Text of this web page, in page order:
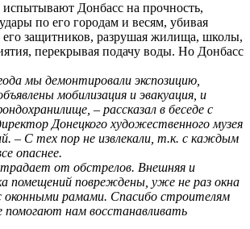
испытывают Донбасс на прочность,
по его городам и весям, убивая
защитников, разрушая жилища, школы,
перекрывая подачу воды. Но Донбасс
мы демонтировали экспозицию,
мобилизация и эвакуация, и
– рассказал в беседе с
Донецкого художественного музея
– С тех пор не извлекали, т.к. с каждым
опаснее.
от обстрелов. Внешняя и
помещений повреждены, уже не раз окна
оконными рамами. Спасибо строителям
помогают нам восстанавливать